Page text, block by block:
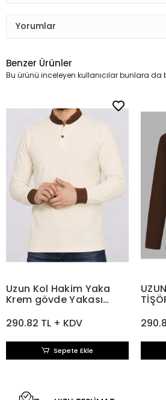
Yorumlar
Benzer Ürünler
Bu ürünü inceleyen kullanıcılar bunlara da
Uzun Kol Hakim Yaka
Krem gövde Yakası
290.82 TL + KDV
Sepete Ekle